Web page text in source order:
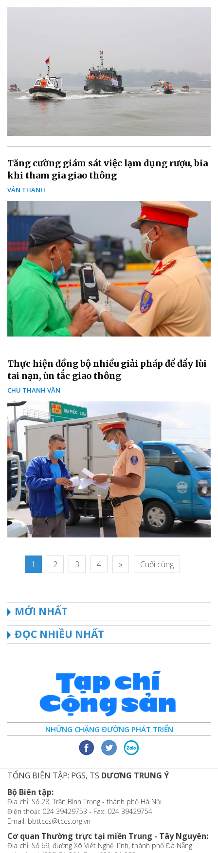
Tăng cường giám sát việc lạm dụng rượu, bia
khi tham gia giao thông
VÂN THANH
Thực hiện đồng bộ nhiều giải pháp để đẩy lùi
tai nạn, ùn tắc giao thông
CHU THANH VÂN
1 2 3 4 » Cuối cùng
MỚI NHẤT
ĐỌC NHIỀU NHẤT
NHỮNG CHẶNG ĐƯỜNG PHÁT TRIỂN
TỔNG BIÊN TẬP: PGS, TS DƯƠNG TRUNG Ý
Bộ Biên tập:
Địa chỉ: Số 28, Trần Bình Trọng - thành phố Hà Nội
Điện thoại: 024 39429753 - Fax: 024 39429754
Email: bbttccs@tccs.org.vn
Cơ quan Thường trực tại miền Trung - Tây Nguyên:
Địa chỉ: Số 69, đường Xô Viết Nghệ Tĩnh, thành phố Đà Nẵng